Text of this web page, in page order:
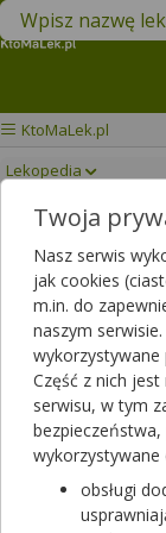
Znajdź lek w swojej
KtoMaLek.pl
Lekopedia
IG VENA
Ig Vena
Twoja
Nasz serwis
jak cookies
m.in. do
naszym
wykorzystywane
Część z nich jest
serwisu, w tym
wykorzystywane
obsługi